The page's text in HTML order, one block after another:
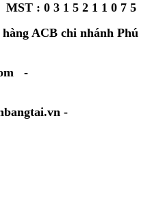
: 0 3 1 5 2 1 1 0 7 5
ACB chi nhánh Phú
-
-